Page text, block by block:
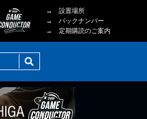
→ 設置場所
→ バックナンバー
→ 定期購読のご案内